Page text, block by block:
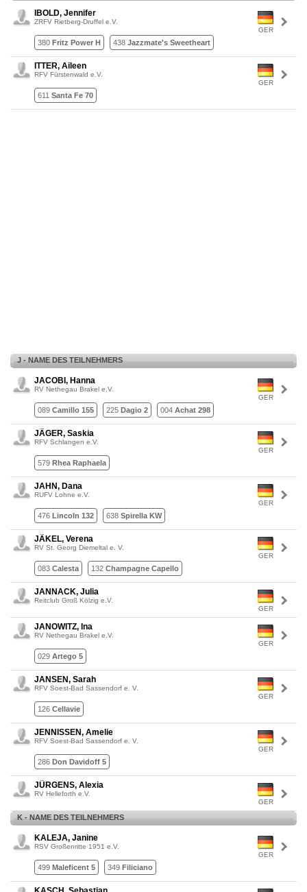
GER
IBOLD, Jennifer
ZRFV Rietberg-Druffel e.V.
380 Fritz Power H 438 Jazzmate's Sweetheart
GER
ITTER, Aileen
RFV Fürstenwald e.V.
611 Santa Fe 70
J - NAME DES TEILNEHMERS
GER
JACOBI, Hanna
RV Nethegau Brakel e.V.
089 Camillo 155 225 Dagio 2 004 Achat 298
GER
JÄGER, Saskia
RFV Schlangen e.V.
579 Rhea Raphaela
GER
JAHN, Dana
RUFV Lohne e.V.
476 Lincoln 132 638 Spirella KW
GER
JÄKEL, Verena
RV St. Georg Diemeltal e. V.
083 Calesta 132 Champagne Capello
GER
JANNACK, Julia
Reitclub Groß Kölzig e.V.
GER
JANOWITZ, Ina
RV Nethegau Brakel e.V.
029 Artego 5
GER
JANSEN, Sarah
RFV Soest-Bad Sassendorf e. V.
126 Cellavie
GER
JENNISSEN, Amelie
RFV Soest-Bad Sassendorf e. V.
286 Don Davidoff 5
GER
JÜRGENS, Alexia
RV Helleforth e.V.
K - NAME DES TEILNEHMERS
GER
KALEJA, Janine
RSV Großenritte 1951 e.V.
499 Maleficent 5 349 Filiciano